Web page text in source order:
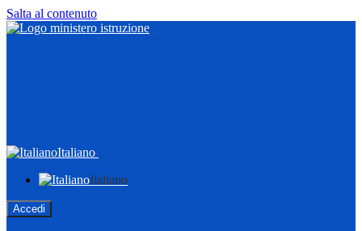
Salta al contenuto
Italiano
Italiano
Accedi